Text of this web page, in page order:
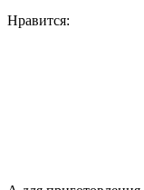
Нравится: